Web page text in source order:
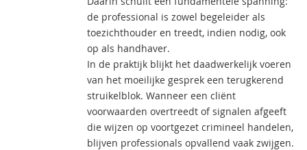
de professional is zowel begeleider als
toezichthouder en treedt, indien nodig, ook
op als handhaver.
In de praktijk blijkt het daadwerkelijk voeren
van het moeilijke gesprek een terugkerend
struikelblok. Wanneer een cliënt
voorwaarden overtreedt of signalen afgeeft
die wijzen op voortgezet crimineel handelen,
blijven professionals opvallend vaak zwijgen.